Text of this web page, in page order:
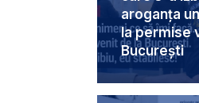
aroganța
la permise
București